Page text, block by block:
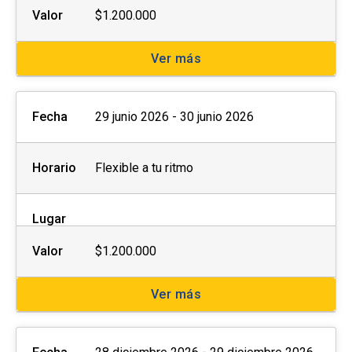
Animaciones: cápsulas de video o ilustración que
Ejercicios prácticos: ejercicios autoaplicables que
cuentan con una introducción por parte del
profesor a modo de guía, material anexo
descargable (cuando corresponde) y una
automáticos, 4 controles de módulo y 1 examen.
Los 4 controles de módulo diseñados para
evaluar la comprensión del alumno sobre los
contenidos tratados en cada sección, tienen 3
intentos cada uno, fomentando el aprendizaje de
Valor $1.200.000
Ver más
Fecha 29 junio 2026 - 30 junio 2026
Horario Flexible a tu ritmo
Lugar
Valor $1.200.000
Ver más